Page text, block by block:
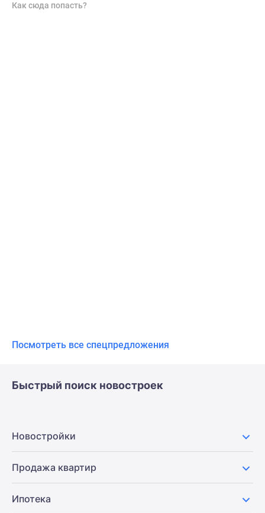
Как сюда попасть?
Посмотреть все спецпредложения
Быстрый поиск новостроек
Новостройки
Продажа квартир
Ипотека